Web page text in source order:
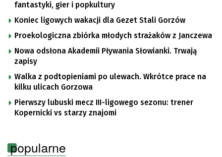
fantastyki, gier i popkultury
Koniec ligowych wakacji dla Gezet Stali Gorzów
Proekologiczna zbiórka młodych strażaków z Janczewa
Nowa odsłona Akademii Pływania Słowianki. Trwają
zapisy
Walka z podtopieniami po ulewach. Wkrótce prace na
kilku ulicach Gorzowa
Pierwszy lubuski mecz III-ligowego sezonu: trener
Kopernicki vs starzy znajomi
popularne